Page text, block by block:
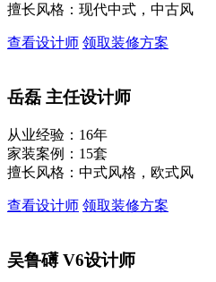
擅长风格：现代中式，中古风
查看设计师 领取装修方案
岳磊 主任设计师
从业经验：16年
家装案例：15套
擅长风格：中式风格，欧式风
查看设计师 领取装修方案
吴鲁礡V6设计师